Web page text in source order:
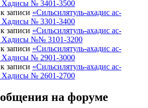
Хадисы № 3401-3500
к записи «Сильсилятуль-ахадис ас-
Хадисы № 3301-3400
к записи «Сильсилятуль-ахадис ас-
Хадисы №№ 3101-3200
к записи «Сильсилятуль-ахадис ас-
Хадисы № 2901-3000
к записи «Сильсилятуль-ахадис ас-
Хадисы № 2601-2700
на форуме